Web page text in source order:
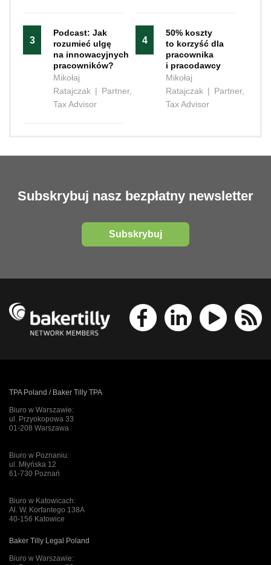
3
Podcast: Jak
rozumieć ulgę
na innowacyjnych
pracowników?
Mikołaj
Ratajczak | Partner,
Tax Advisor
4
50% koszty
to korzyść dla
pracownika
i pracodawcy
Mikołaj
Ratajczak | Partner,
Tax Advisor
Subskrybuj nasz bezpłatny newsletter
Subskrybuj
TPA Poland / Baker Tilly TPA
Biuro w Warszawie:
ul. Przyokopowa 33
01-208 Warszawa
Biuro w Poznaniu:
ul. Młyńska 12
61-730 Poznań
Biuro w Katowicach:
Al. W. Korfantego 138A
40-156 Katowice
Baker Tilly Legal Poland
Biuro w Warszawie: